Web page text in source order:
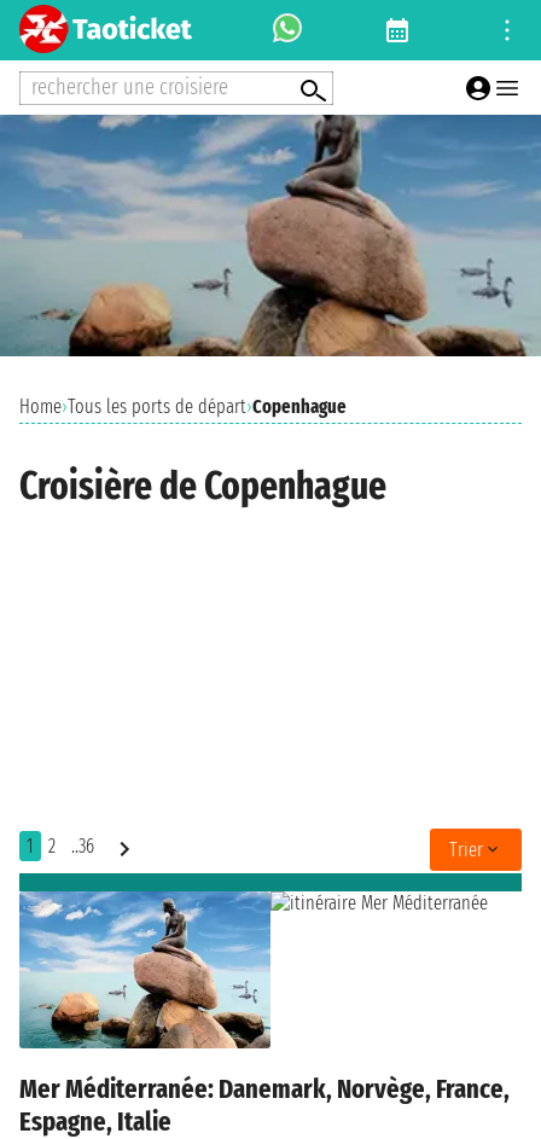
rechercher une croisiere
Home›Tous les ports de départ›Copenhague
Croisière de Copenhague
1 2 ..36 Trier
Mer Méditerranée: Danemark, Norvège, France,
Espagne, Italie